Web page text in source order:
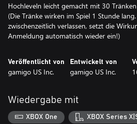
Hochleveln leicht gemacht mit 30
(Die Tränke wirken im Spiel 1 Stunde
zwischenzeitlich verlassen, setzt die
Anmeldung automatisch wieder ein!)
Veröffentlicht von
gamigo US Inc.
Entwickelt von
gamigo US Inc.
Wiedergabe mit
XBOX One XBOX Series